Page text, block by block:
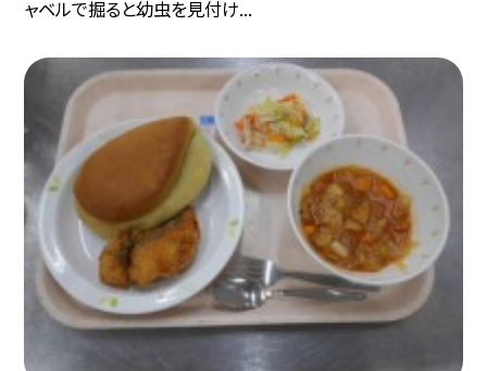
ャベルで掘ると幼虫を見付け...